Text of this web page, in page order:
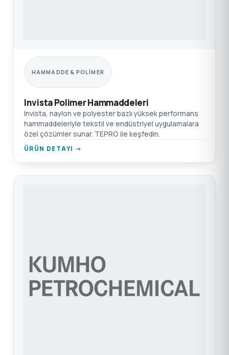
HAMMADDE & POLIMER
Invista Polimer Hammaddeleri
Invista, naylon ve polyester bazlı yüksek performans
hammaddeleriyle tekstil ve endüstriyel uygulamalara
özel çözümler sunar. TEPRO ile keşfedin.
ÜRÜN DETAYI →